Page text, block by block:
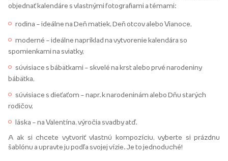
objednať kalendáre s vlastnými fotografiami a témami:
rodina – ideálne na Deň matiek, Deň otcov alebo Vianoce,
moderné – ideálne napríklad na vytvorenie kalendára so
spomienkami na sviatky,
súvisiace s bábätkami – skvelé na krst alebo prvé narodeniny
bábätka,
súvisiace s dieťaťom – napr. k narodeninám alebo Dňu starých
rodičov,
láska – na Valentína, výročia svadby atď.
A ak si chcete vytvoriť vlastnú kompozíciu, vyberte si prázdnu
šablónu a upravte ju podľa svojej vízie. Je to jednoduché!